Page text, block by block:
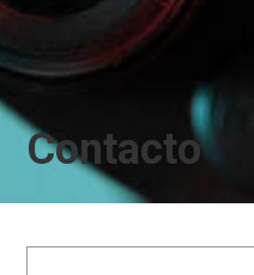
Contacto